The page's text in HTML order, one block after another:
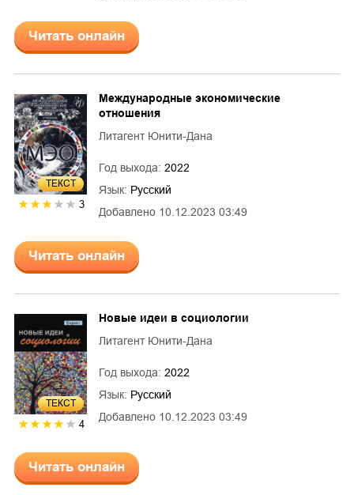
Читать онлайн
ТЕКСТ
3
Добавлено 10.12.2023 03:49
Международные экономические
отношения
Литагент Юнити-Дана
Год выхода: 2022
Язык: Русский
Читать онлайн
ТЕКСТ
4
Добавлено 10.12.2023 03:49
Новые идеи в социологии
Литагент Юнити-Дана
Год выхода: 2022
Язык: Русский
Читать онлайн